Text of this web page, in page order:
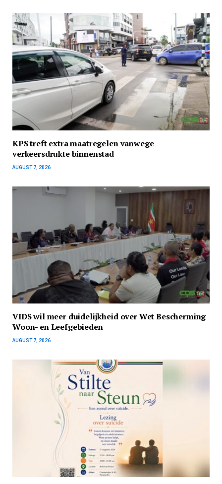
KPS treft extra maatregelen vanwege
verkeersdrukte binnenstad
AUGUST 7, 2026
VIDS wil meer duidelijkheid over Wet Bescherming
Woon- en Leefgebieden
AUGUST 7, 2026